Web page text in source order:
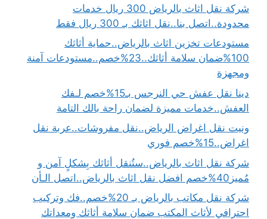
شركة نقل اثاث بالرياض 300 ريال خدمات
محدودة..اتصل بنا..نقل اثاثك بـ 300 ريال فقط
مستودعات تخزين اثاث بالرياض..حماية أثاثك
100%ضمان سلامة أثاثك..23%خصم..مستودعات آمنة
ومجهزة
دينا نقل عفش حي النرجس بـ15%خصم لـفك
العفش..خدمات مميزة لضمان راحة بالك التامة
ونيت نقل اغراض الرياض..نقل مفروشات..عربة نقل
اغراض..15%خصم فوري
شركة نقل اثاث بالرياض..ستُنقل أثاثك بِشكلٍ آمن و
مُميز40%خصم افضل نقل اثاث بالرياض..اتصل الـأن
شركة نقل مكاتب بالرياض بـ 20%خصم..فك وتركيب
احترافي لأثاث المكتب ضمان سلامة أثاثك ومعداتك